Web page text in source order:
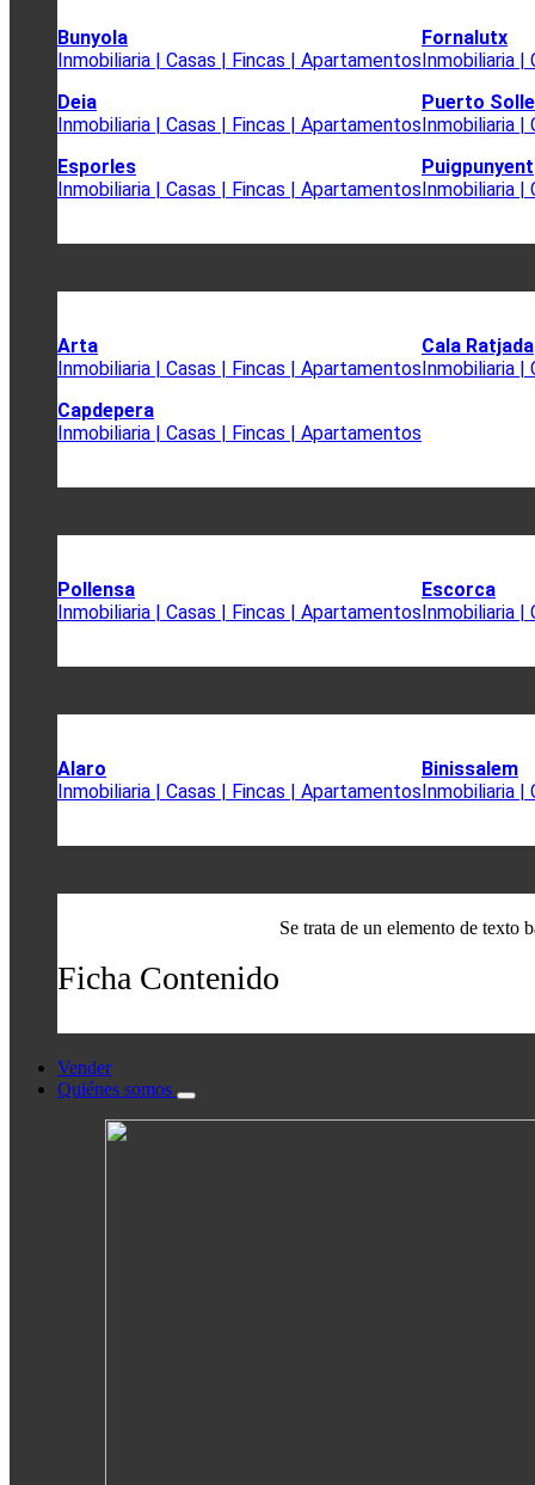
Bunyola
Inmobiliaria | Casas | Fincas | Apartamentos
Deia
Inmobiliaria | Casas | Fincas | Apartamentos
Esporles
Inmobiliaria | Casas | Fincas | Apartamentos
Fornalutx
Inmobiliaria |
Puerto
Inmobiliaria |
Puigpunyent
Inmobiliaria |
Arta
Inmobiliaria | Casas | Fincas | Apartamentos
Capdepera
Inmobiliaria | Casas | Fincas | Apartamentos
Cala Ratjada
Inmobiliaria |
Pollensa
Inmobiliaria | Casas | Fincas | Apartamentos
Escorca
Inmobiliaria |
Alaro
Inmobiliaria | Casas | Fincas | Apartamentos
Binissalem
Inmobiliaria |
Ficha Contenido
Se trata de un elemento de texto
Vender
Quiénes somos